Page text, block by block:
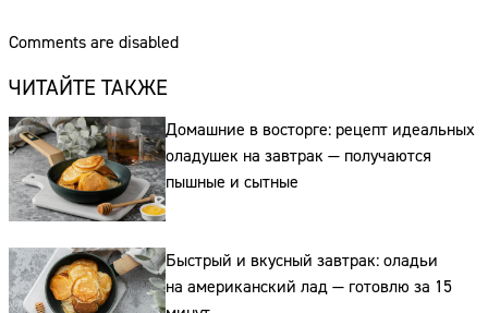
Comments are disabled
ЧИТАЙТЕ ТАКЖЕ
Домашние в восторге: рецепт идеальных
оладушек на завтрак — получаются
пышные и сытные
Быстрый и вкусный завтрак: оладьи
на американский лад — готовлю за 15
Сайт:
Адрес: